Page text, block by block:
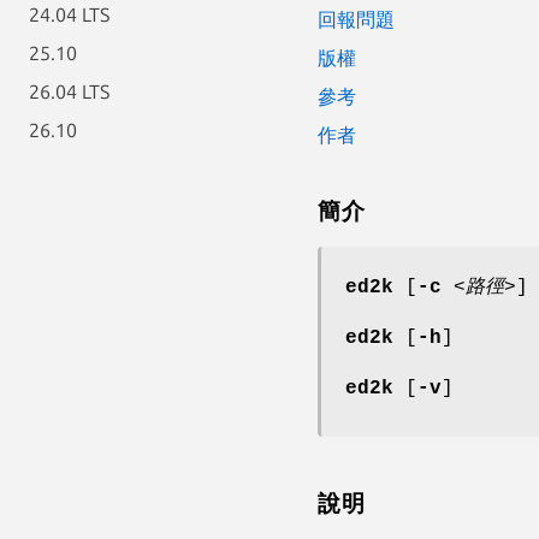
24.04 LTS
25.10
26.04 LTS
26.10
回報問題
版權
參考
作者
簡介
ed2k -c <路徑>
ed2k -h
ed2k -v
說明